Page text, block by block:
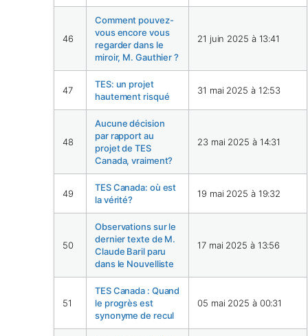
46
Comment pouvez-
vous encore vous
regarder dans le
miroir, M. Gauthier ?
21 juin 2025 à 13:41
47
TES: un projet
hautement risqué
31 mai 2025 à 12:53
48
Aucune décision
par rapport au
projet de TES
Canada, vraiment?
23 mai 2025 à 14:31
49
TES Canada: où est
la vérité?
19 mai 2025 à 19:32
50
Observations sur le
dernier texte de M.
Claude Baril paru
dans le Nouvelliste
17 mai 2025 à 13:56
51
TES Canada : Quand
le progrès est
synonyme de recul
05 mai 2025 à 00:31